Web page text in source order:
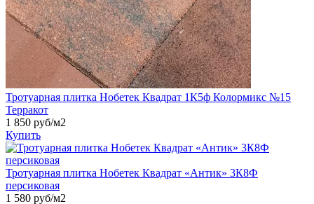
Тротуарная плитка Нобетек Квадрат 1К5ф Колормикс №15
Терракот
1 850 руб/м2
Купить
Тротуарная плитка Нобетек Квадрат «Антик» 3К8Ф
персиковая
1 580 руб/м2